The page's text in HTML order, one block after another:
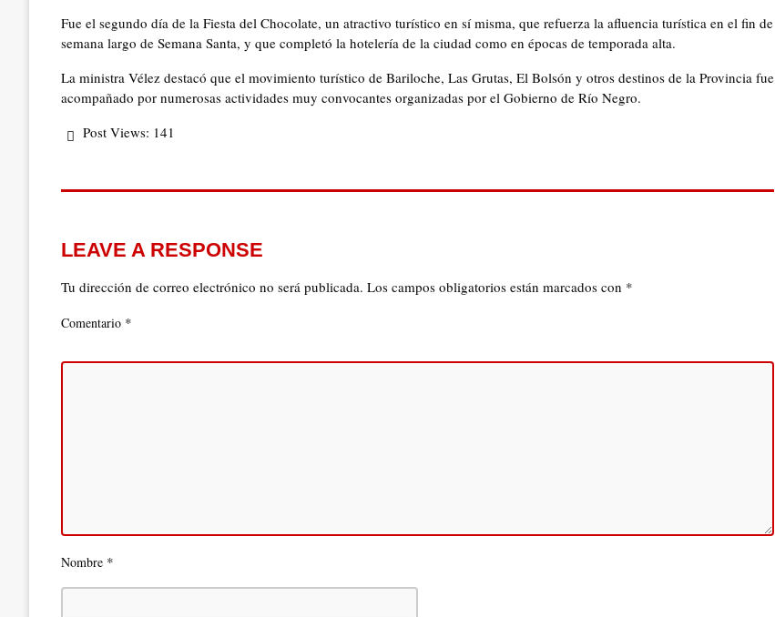
Fue el segundo día de la Fiesta del Chocolate, un atractivo turístico en sí misma, que refuerza la afluencia turística en el fin de
semana largo de Semana Santa, y que completó la hotelería de la ciudad como en épocas de temporada alta.
La ministra Vélez destacó que el movimiento turístico de Bariloche, Las Grutas, El Bolsón y otros destinos de la Provincia fue
acompañado por numerosas actividades muy convocantes organizadas por el Gobierno de Río Negro.
Post Views: 141
LEAVE A RESPONSE
Tu dirección de correo electrónico no será publicada. Los campos obligatorios están marcados con *
Comentario *
Nombre *